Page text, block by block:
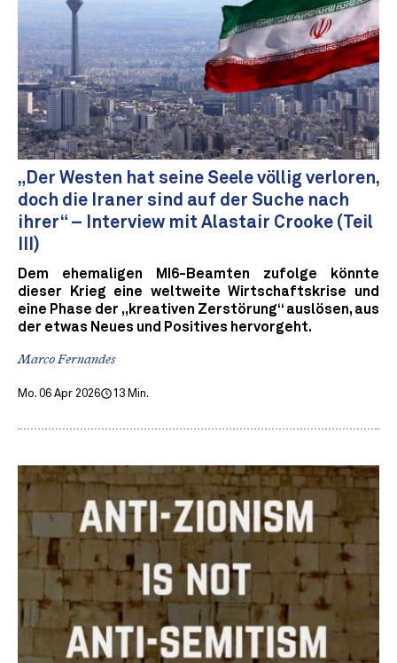
„Der Westen hat seine Seele völlig verloren,
doch die Iraner sind auf der Suche nach
ihrer“ – Interview mit Alastair Crooke (Teil
III)
Dem ehemaligen MI6-Beamten zufolge könnte
dieser Krieg eine weltweite Wirtschaftskrise und
eine Phase der „kreativen Zerstörung“ auslösen, aus
der etwas Neues und Positives hervorgeht.
Marco Fernandes
Mo. 06 Apr 2026 13 Min.